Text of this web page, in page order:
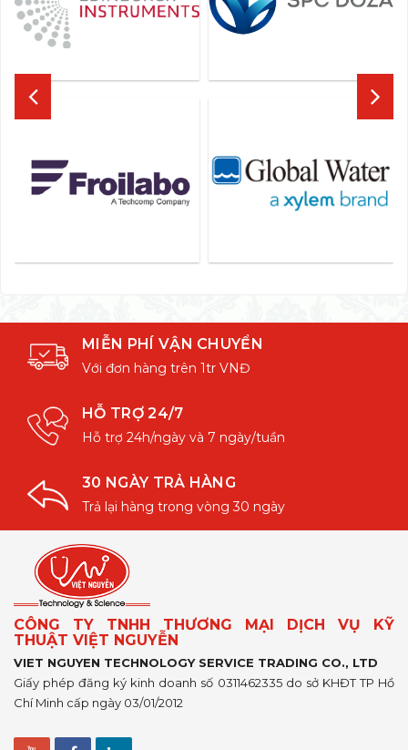
MIỄN PHÍ VẬN CHUYỂN
Với đơn hàng trên 1tr VNĐ
HỖ TRỢ 24/7
Hỗ trợ 24h/ngày và 7 ngày/tuần
30 NGÀY TRẢ HÀNG
Trả lại hàng trong vòng 30 ngày
CÔNG TY TNHH THƯƠNG MẠI DỊCH VỤ KỸ
THUẬT VIỆT NGUYỄN
VIET NGUYEN TECHNOLOGY SERVICE TRADING CO., LTD
Giấy phép đăng ký kinh doanh số 0311462335 do sở KHĐT TP Hồ
Chí Minh cấp ngày 03/01/2012